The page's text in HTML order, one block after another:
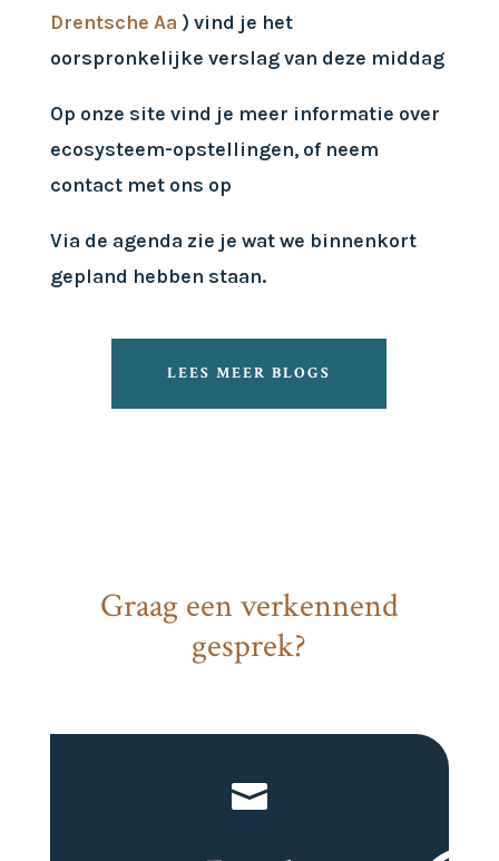
Drentsche Aa ) vind je het
oorspronkelijke verslag van deze middag
Op onze site vind je meer informatie over
ecosysteem-opstellingen, of neem
contact met ons op
Via de agenda zie je wat we binnenkort
gepland hebben staan.
LEES MEER BLOGS
Graag een verkennend
gesprek?
